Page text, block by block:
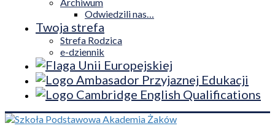
Odwiedzili nas…
Twoja strefa
Strefa Rodzica
e-dziennik